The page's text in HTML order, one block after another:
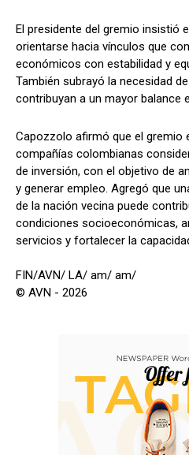
El presidente del gremio insistió
orientarse hacia vínculos que
económicos con estabilidad y
También subrayó la necesidad
contribuyan a un mayor balance
Capozzolo afirmó que el gremio
compañías colombianas
de inversión, con el objetivo de
y generar empleo. Agregó que
de la nación vecina puede
condiciones socioeconómicas,
servicios y fortalecer la
FIN/AVN/ LA/ am/ am/
© AVN - 2026